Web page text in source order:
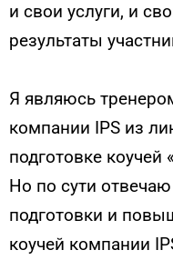
и свои услуги, и
результаты
Я являюсь
компании IPS из
подготовке коучей «
Но по сути
подготовки и
коучей компании